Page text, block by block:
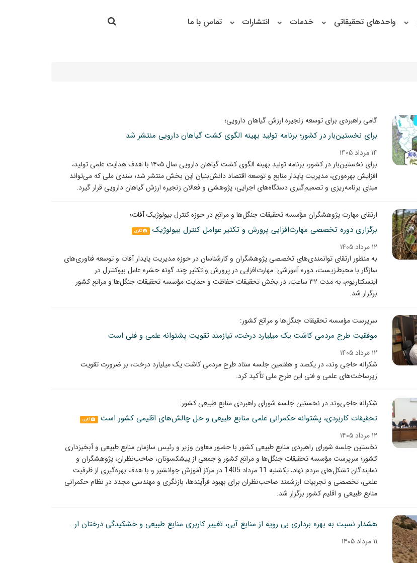
واحدهای تحقیقاتی خدمات انتشارات تماس با ما جستجو
گامی راهبردی برای توسعه زنجیره ارزش گیاهان دارویی؛
برای نخستین‌بار در کشور؛ برنامه تولید بهینه الگوی کشت گیاهان دارویی منتشر شد
۱۴ مرداد ۱۴۰۵
برای نخستین‌بار در کشور، برنامه تولید بهینه الگوی کشت گیاهان دارویی سال ۱۴۰۵ با هدف هدایت علمی تولید،
افزایش بهره‌وری، مدیریت پایدار منابع و توسعه اقتصاد دانش‌بنیان این بخش منتشر شد؛ سندی ملی که می‌تواند
مبنای برنامه‌ریزی و تصمیم‌گیری دستگاه‌های اجرایی، پژوهشی و فعالان زنجیره ارزش گیاهان دارویی قرار گیرد.
ارتقای مهارت پژوهشگران مؤسسه تحقیقات جنگل‌ها و مراتع در حوزه کنترل بیولوژیک آفات؛
برگزاری دوره تخصصی مهارت‌افزایی پرورش و تکثیر عوامل کنترل بیولوژیک گالری
۱۲ مرداد ۱۴۰۵
به منظور ارتقای توانمندی‌های تخصصی پژوهشگران و کارشناسان در حوزه مدیریت پایدار آفات و توسعه فناوری‌های
سازگار با محیط‌زیست، دوره آموزشی: مهارت‌افزایی در پرورش و تکثیر چند گونه حشره عامل بیوکنترل در
اینسکتاریوم، به مدت ۳۲ ساعت، در بخش تحقیقات حفاظت و حمایت مؤسسه تحقیقات جنگل‌ها و مراتع کشور
برگزار شد.
سرپرست مؤسسه تحقیقات جنگل‌ها و مراتع کشور:
موفقیت طرح مردمی کاشت یک میلیارد درخت، نیازمند تقویت پشتوانه علمی و فنی است
۱۲ مرداد ۱۴۰۵
شکراله حاجی وند، در یکصد و هفتمین جلسه ستاد طرح مردمی کاشت یک میلیارد درخت، بر ضرورت تقویت
زیرساخت‌های علمی و فنی این طرح ملی تأکید کرد.
شکراله حاجی‌وند در نخستین جلسه شورای راهبردی منابع طبیعی کشور:
تحقیقات کاربردی، پشتوانه حکمرانی علمی منابع طبیعی و حل چالش‌های اقلیمی کشور است گالری
۱۲ مرداد ۱۴۰۵
نخستین جلسه شورای راهبردی منابع طبیعی کشور با حضور معاون وزیر و رئیس سازمان منابع طبیعی و آبخیزداری
کشور؛ سرپرست مؤسسه تحقیقات جنگل‌ها و مراتع کشور و جمعی از پیشکسوتان، صاحب‌نظران، پژوهشگران و
نمایندگان تشکل‌های مردم نهاد، یکشنبه 11 مرداد 1405 در مرکز آموزش جوانشیر و با هدف بهره‌گیری از ظرفیت
علمی، تخصصی و تجربیات ارزشمند صاحب‌نظران برای بهبود فرآیندها، بازنگری و مهندسی مجدد در نظام حکمرانی
منابع طبیعی و اقلیم کشور برگزار شد.
هشدار نسبت به بهره برداری بی رویه از منابع آبی، تغییر کاربری منابع طبیعی و خشکیدگی درختان ارس در دماوند
۱۱ مرداد ۱۴۰۵